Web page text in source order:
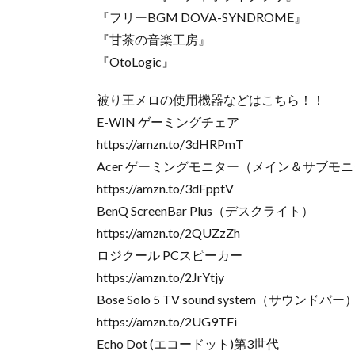
『フリーBGM DOVA-SYNDROME』
『甘茶の音楽工房』
『OtoLogic』
被り王メロの使用機器などはこちら！！
E-WIN ゲーミングチェア
https://amzn.to/3dHRPmT
Acer ゲーミングモニター（メイン＆サブモニ
https://amzn.to/3dFpptV
BenQ ScreenBar Plus（デスクライト）
https://amzn.to/2QUZzZh
ロジクール PCスピーカー
https://amzn.to/2JrYtjy
Bose Solo 5 TV sound system（サウンドバー）
https://amzn.to/2UG9TFi
Echo Dot (エコードット)第3世代